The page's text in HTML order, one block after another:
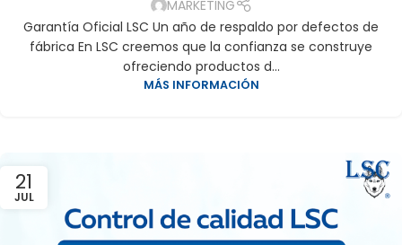
MARKETING
Garantía Oficial LSC Un año de respaldo por defectos de
fábrica En LSC creemos que la confianza se construye
ofreciendo productos d...
MÁS INFORMACIÓN
21
JUL